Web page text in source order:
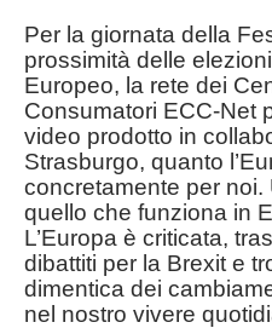
Per la giornata della
prossimità delle
Europeo, la rete dei
Consumatori ECC-Net
video prodotto in
Strasburgo, quanto
concretamente per
quello che funziona in
L’Europa è criticata,
dibattiti per la Brexit e
dimentica dei
nel nostro vivere